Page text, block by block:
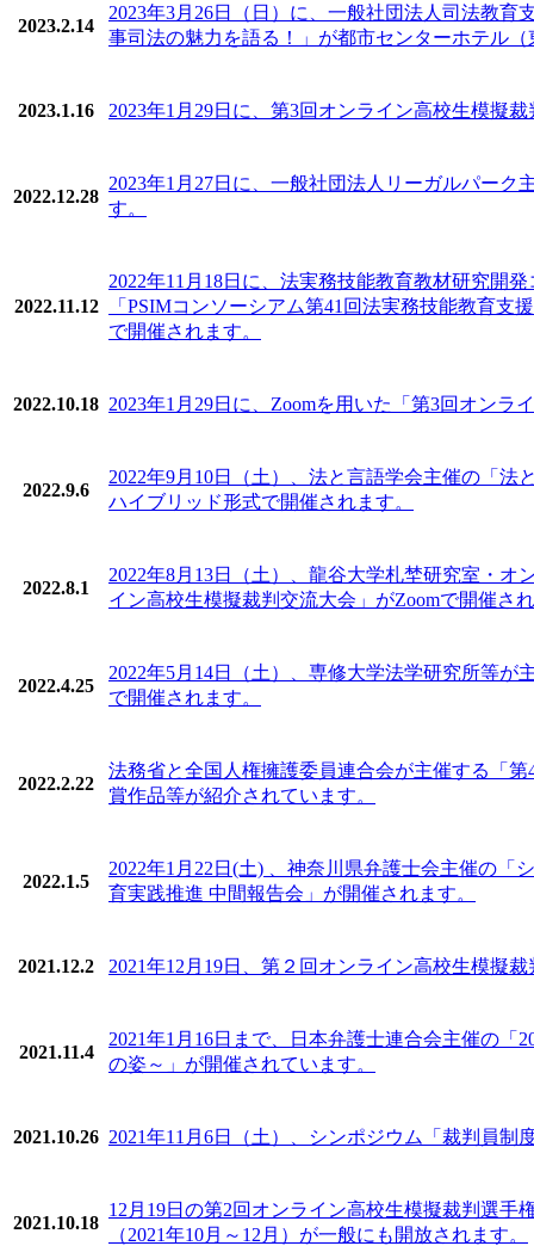
2023.2.14
2023年3月26日（日）に、一般社団法人司法教
事司法の魅力を語る！」が都市センターホテル
2023.1.16 2023年1月29日に、第3回オンライン高校生模擬
2022.12.28
2023年1月27日に、一般社団法人リーガルパー
す。
2022.11.12
2022年11月18日に、法実務技能教育教材研究開
「PSIMコンソーシアム第41回法実務技能教育
で開催されます。
2022.10.18 2023年1月29日に、Zoomを用いた「第3回オン
2022.9.6
2022年9月10日（土）、法と言語学会主催の「
ハイブリッド形式で開催されます。
2022.8.1
2022年8月13日（土）、龍谷大学札埜研究室・
イン高校生模擬裁判交流大会」がZoomで開催さ
2022.4.25
2022年5月14日（土）、専修大学法学研究所等
で開催されます。
2022.2.22
法務省と全国人権擁護委員連合会が主催する「
賞作品等が紹介されています。
2022.1.5
2022年1月22日(土) 、神奈川県弁護士会主催の
育実践推進 中間報告会」が開催されます。
2021.12.2 2021年12月19日、第２回オンライン高校生模擬
2021.11.4
2021年1月16日まで、日本弁護士連合会主催の
の姿～」が開催されています。
2021.10.26 2021年11月6日（土）、シンポジウム「裁判員制
2021.10.18
12月19日の第2回オンライン高校生模擬裁判選
（2021年10月～12月）が一般にも開放されます。